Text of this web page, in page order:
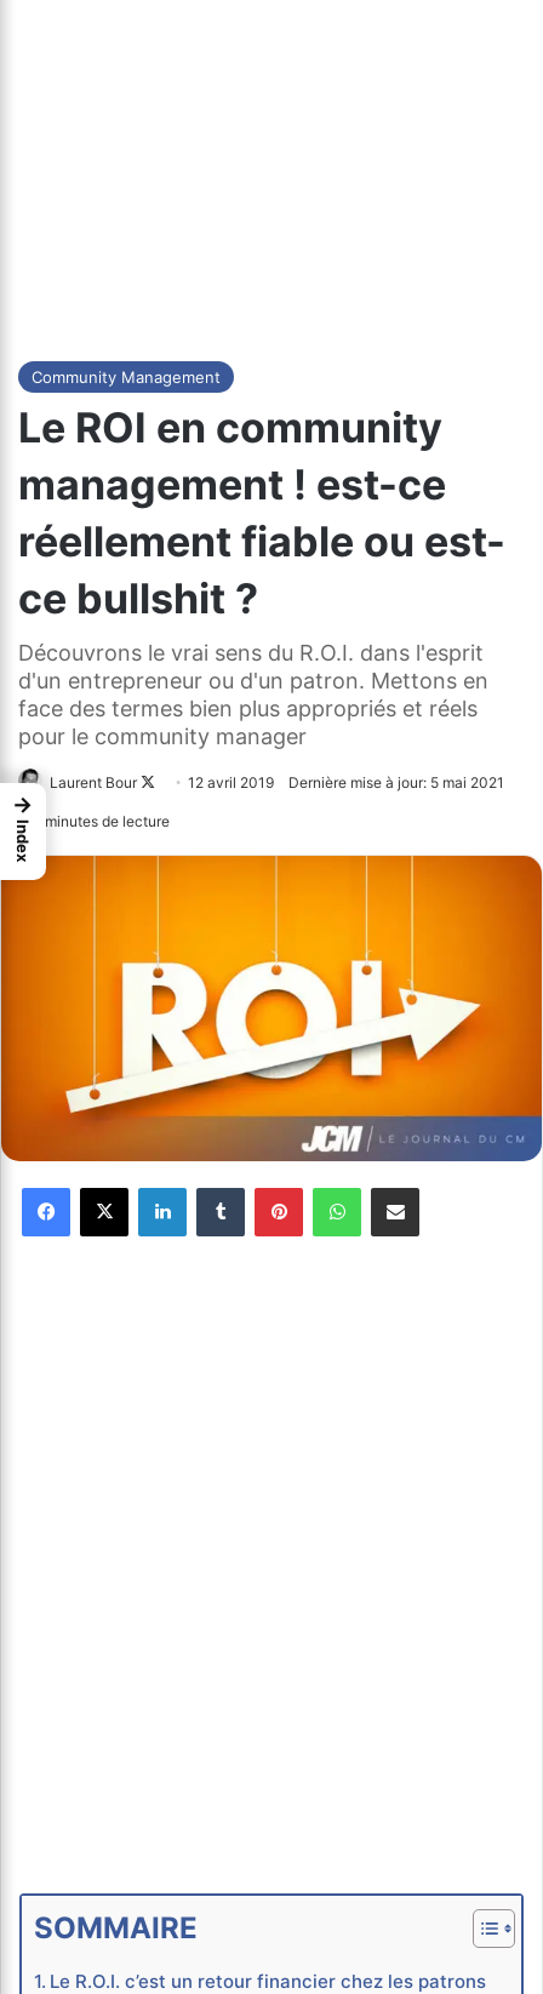
Community Management
Le ROI en community
management ! est-ce
réellement fiable ou est-
ce bullshit ?
Découvrons le vrai sens du R.O.I. dans l'esprit
d'un entrepreneur ou d'un patron. Mettons en
face des termes bien plus appropriés et réels
pour le community manager
Laurent Bour
Follow12 avril 2019 Dernière mise à jour: 5 mai 2021
7 minutes de lecture
SOMMAIRE
Le R.O.I. c’est un retour financier chez les patrons
→
Index